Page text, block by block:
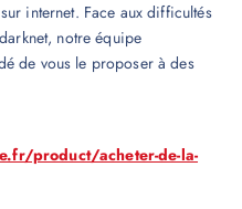
internet. Face aux difficultés
notre équipe
de vous le proposer à des
product/acheter-de-la-